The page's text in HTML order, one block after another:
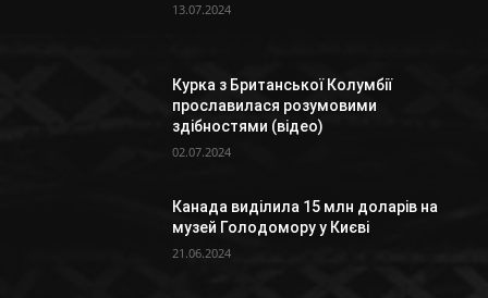
13.07.2024
Курка з Британської Колумбії
прославилася розумовими
здібностями (відео)
02.07.2024
Канада виділила 15 млн доларів на
музей Голодомору у Києві
21.06.2024